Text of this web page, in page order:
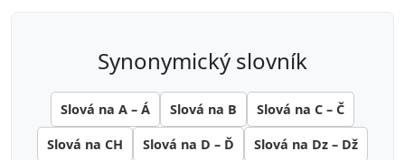
synonymický slovník
Slová na A – Á Slová na B Slová na C – Č
Slová na CH Slová na D – Ď Slová na Dz – Dž